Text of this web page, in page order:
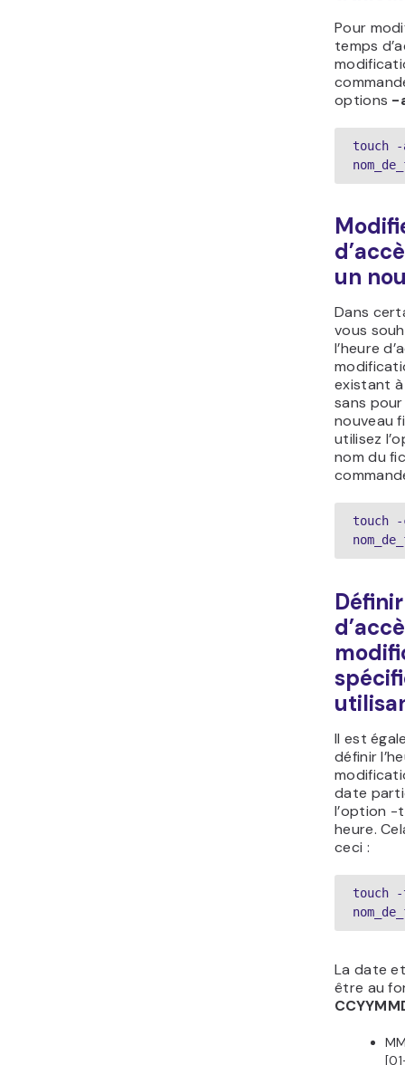
Pour
temps
options -
touch -
un
Dans
vous
l’heure
existant à
sans
nouveau
utilisez
nom du
touch -
Il est
définir
date
l’option -
heure.
ceci :
touch -
La date
être au